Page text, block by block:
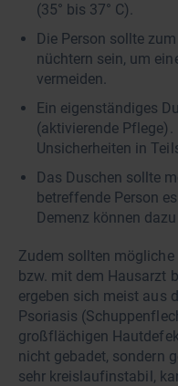
(35° bis 37° C).
Die Person sollte
nüchtern sein, um
vermeiden.
Ein eigenständiges
(aktivierende Pflege).
Unsicherheiten in
Das Duschen sollte
betreffende Person
Demenz können
Zudem sollten
bzw. mit dem Hausarzt
ergeben sich meist aus
Psoriasis
großflächigen
nicht gebadet, sondern
sehr kreislaufinstabil,